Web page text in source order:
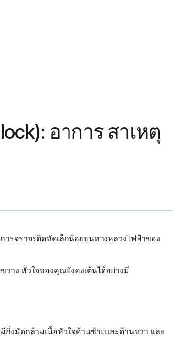
อาการ สาเหตุ
รจราจรติดขัดเล็กน้อยบนทางหลวงไฟฟ้าของ
าง หัวใจของคุณยังคงเต้นได้อย่างมี
งมัดกล้ามเนื้อหัวใจด้านซ้ายและด้านขวา และ